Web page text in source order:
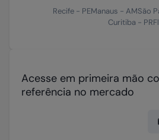
Recife- PEManaus - AMSão
Curitiba - PR
Acesse em primeira mão
referência no mercado